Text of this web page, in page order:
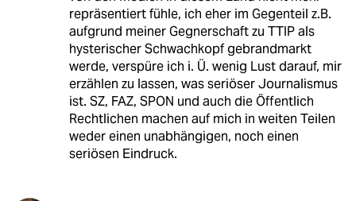
repräsentiert fühle, ich eher im Gegenteil z.B.
aufgrund meiner Gegnerschaft zu TTIP als
hysterischer Schwachkopf gebrandmarkt
werde, verspüre ich i. Ü. wenig Lust darauf, mir
erzählen zu lassen, was seriöser Journalismus
ist. SZ, FAZ, SPON und auch die Öffentlich
Rechtlichen machen auf mich in weiten Teilen
weder einen unabhängigen, noch einen
seriösen Eindruck.